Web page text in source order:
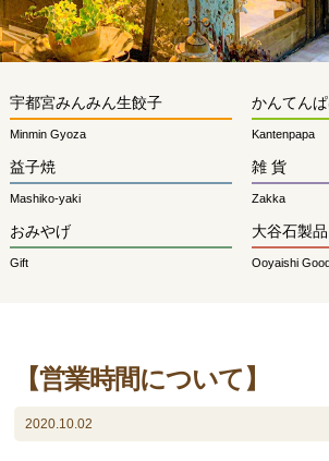
宇都宮みんみん生餃子
Minmin Gyoza
かんてん
Kantenpapa
益子焼
Mashiko-yaki
雑 貨
Zakka
おみやげ
Gift
大谷石製品
Ooyaishi
【営業時間について】
2020.10.02